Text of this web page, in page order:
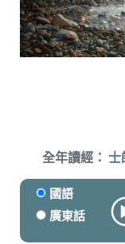
全年讀經： 士
國語
廣東話